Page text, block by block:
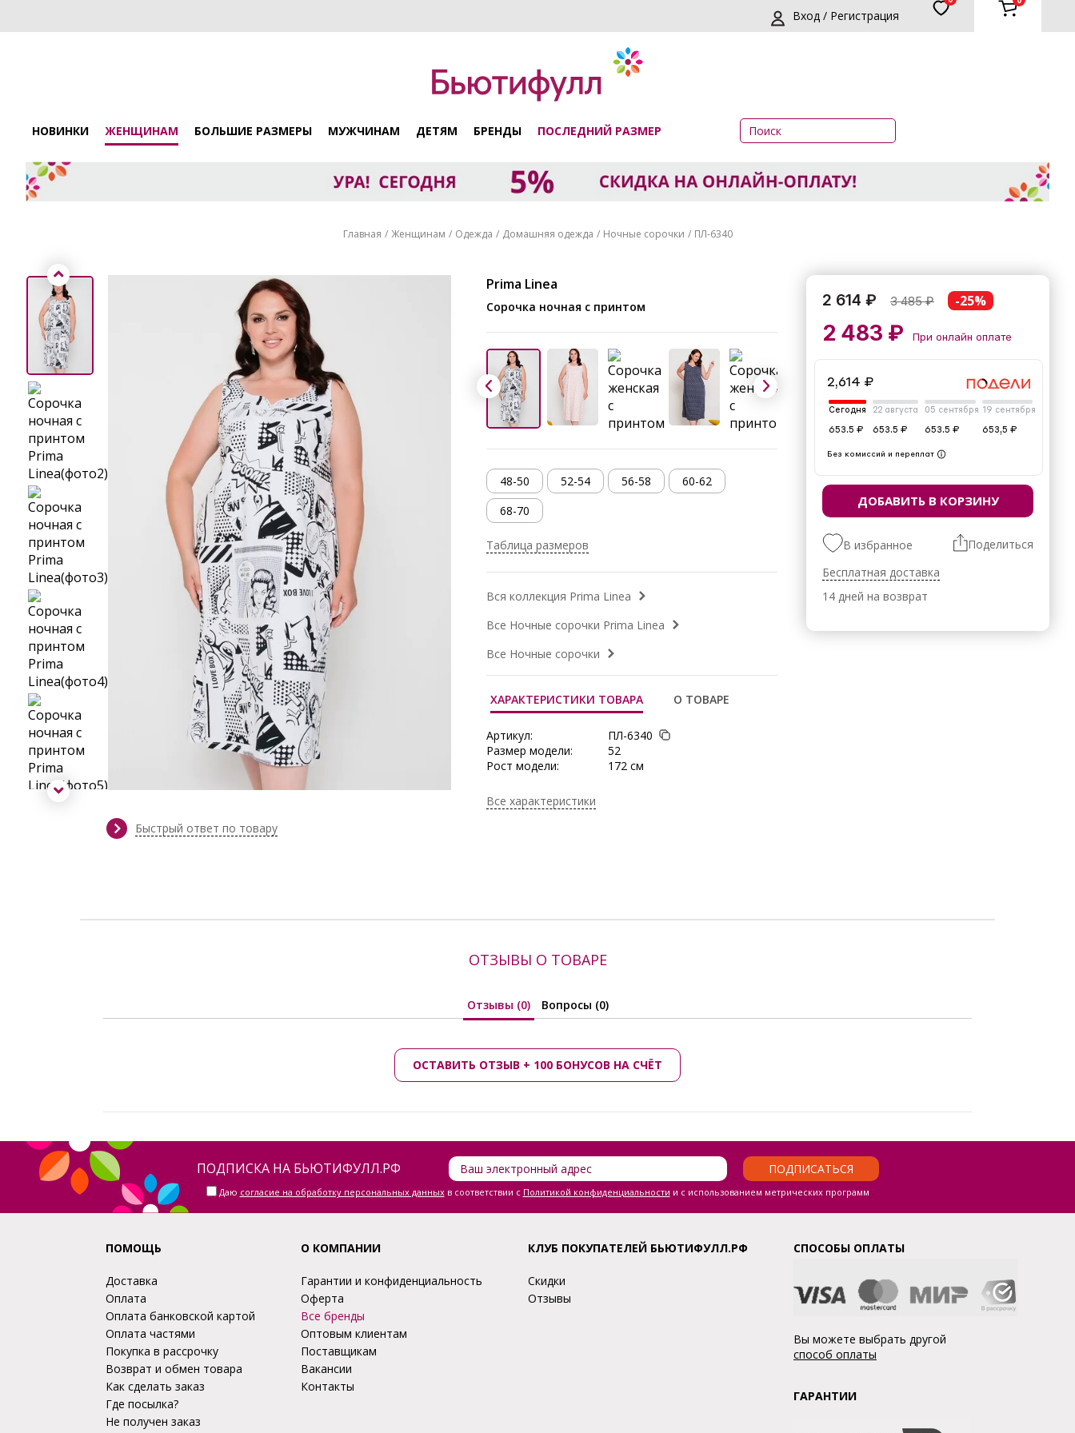
Вход / Регистрация
НОВИНКИ ЖЕНЩИНАМ БОЛЬШИЕ РАЗМЕРЫ МУЖЧИНАМ ДЕТЯМ БРЕНДЫ ПОСЛЕДНИЙ РАЗМЕР
Главная Женщинам Одежда Домашняя одежда Ночные сорочки ПЛ-6340
Быстрый ответ по товару
Prima Linea
Сорочка ночная с принтом
48-50 52-54 56-58
60-62
68-70
Таблица размеров
Вся коллекция Prima Linea
Все Ночные сорочки Prima Linea
Все Ночные сорочки
ХАРАКТЕРИСТИКИ ТОВАРА О ТОВАРЕ
Артикул:
ПЛ-6340
Размер модели:
52
Рост модели:
172 см
Длина:
Сезон:
Все характеристики
2 614 ₽ 3 485₽ -25%
2 483 ₽ При онлайн оплате
2,614 ₽
Сегодня
653.5 ₽
22 августа
653.5 ₽
05 сентября
653.5 ₽
19 сентября
653,5 ₽
Без комиссий и переплат
ДОБАВИТЬ В КОРЗИНУ
В избранное
Поделиться
Бесплатная доставка
14 дней на возврат
ОТЗЫВЫ О ТОВАРЕ
Отзывы (0) Вопросы (0)
ОСТАВИТЬ ОТЗЫВ + 100 БОНУСОВ НА СЧЁТ
ПОДПИСКА НА БЬЮТИФУЛЛ.РФ ПОДПИСАТЬСЯ
Даю согласие на обработку персональных данныхв соответствии с Политикой конфиденциальности и с использованием метрических программ
ПОМОЩЬ
Доставка
Оплата
Оплата банковской картой
Оплата частями
Покупка в рассрочку
Возврат и обмен товара
Как сделать заказ
Где посылка?
Не получен заказ
О КОМПАНИИ
Гарантии и конфиденциальность
Оферта
Все бренды
Оптовым клиентам
Поставщикам
Вакансии
Контакты
КЛУБ ПОКУПАТЕЛЕЙ БЬЮТИФУЛЛ.РФ
Скидки
Отзывы
СПОСОБЫ ОПЛАТЫ
Вы можете выбрать другой
способ оплаты
ГАРАНТИИ